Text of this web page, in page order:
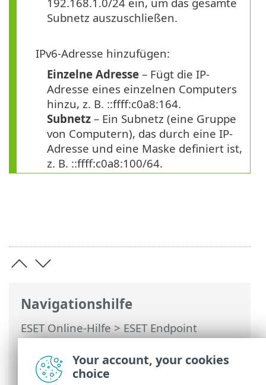
Navigationshilfe
ESET Online-Hilfe>ESET Endpoint
Antivirus for Linux>Konfiguration>
Schutzfunktionen>Web-Schutz>
Ausgeschlossene IPs
Subnetz auszuschließen.
IPv6-Adresse hinzufügen:
Einzelne Adresse – Fügt die IP-
Adresse eines einzelnen Computers
hinzu, z. B. ::ffff:c0a8:164.
Subnetz – Ein Subnetz (eine Gruppe
von Computern), das durch eine IP-
Adresse und eine Maske definiert ist,
z. B. ::ffff:c0a8:100/64.
Your account, your cookies
choice